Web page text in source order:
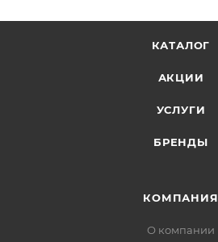
КАТАЛОГ
АКЦИИ
УСЛУГИ
БРЕНДЫ
КОМПАНИЯ
О компании